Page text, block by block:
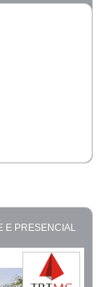
E PRESENCIAL